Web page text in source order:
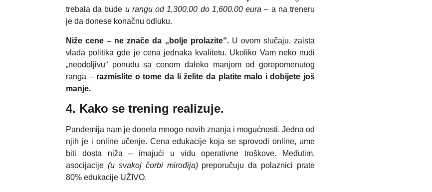
trebala da bude u rangu od 1,300.00 do 1,600.00 eura – a na treneru
je da donese konačnu odluku.
Niže cene – ne znače da „bolje prolazite“.U ovom slučaju, zaista
vlada politika gde je cena jednaka kvalitetu. Ukoliko Vam neko nudi
„neodoljivu“ ponudu sa cenom daleko manjom od gorepomenutog
ranga – razmislite o tome da li želite da platite malo i dobijete još
manje.
4. Kako se trening realizuje.
Pandemija nam je donela mnogo novih znanja i mogućnosti. Jedna od
njih je i online učenje. Cena edukacije koja se sprovodi online, ume
biti dosta niža – imajući u vidu operativne troškove. Međutim,
asocijacije (u svakoj čorbi mirođija)preporučuju da polaznici prate
80% edukacije UŽIVO.